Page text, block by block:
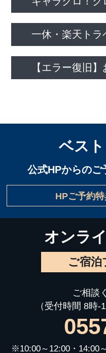
一休・楽天トラ
【エラー復旧
ベス
公式HPからのご
HPご予約
オンラ
ご宿泊
ご相談
（受付時間 8時-
※10:00～12:00・14:00